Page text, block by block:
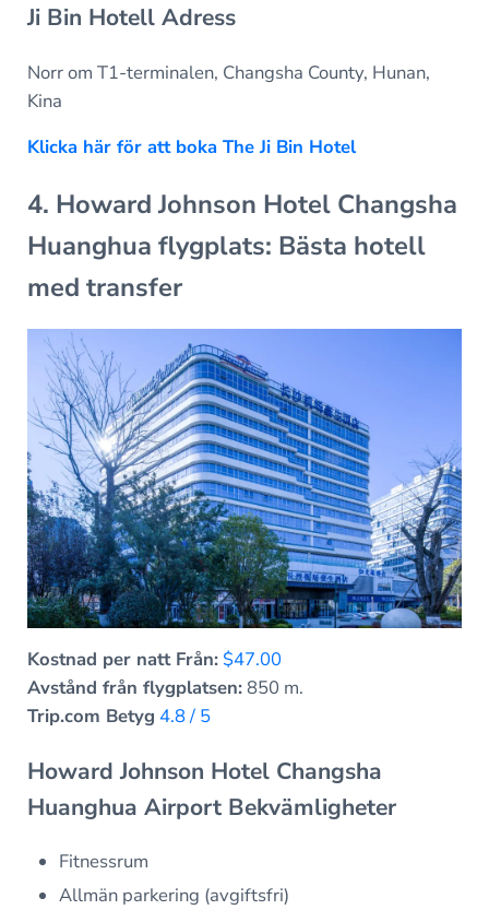
Ji Bin Hotell Adress
Norr om T1-terminalen, Changsha County, Hunan,
Kina
Klicka här för att boka The Ji Bin Hotel
4. Howard Johnson Hotel Changsha
Huanghua flygplats: Bästa hotell
med transfer
Kostnad per natt Från: $47.00
Avstånd från flygplatsen:850 m.
Trip.com Betyg 4.8 / 5
Howard Johnson Hotel Changsha
Huanghua Airport Bekvämligheter
Fitnessrum
Allmän parkering (avgiftsfri)